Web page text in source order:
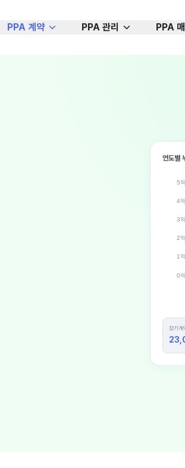
PPA 계약 PPA 관리 PPA
연도별
0억
1억
2억
3억
4억
5억
장기계